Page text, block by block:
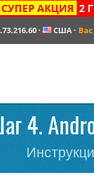
СУПЕР АКЦИЯ 2
· США ·
4.